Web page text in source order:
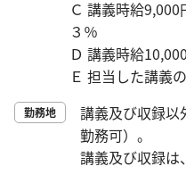
Ｃ 講義時給
３％
Ｄ 講義時給
Ｅ 担当した講義
勤務地
講義及び収録以
勤務可）。
講義及び収録は